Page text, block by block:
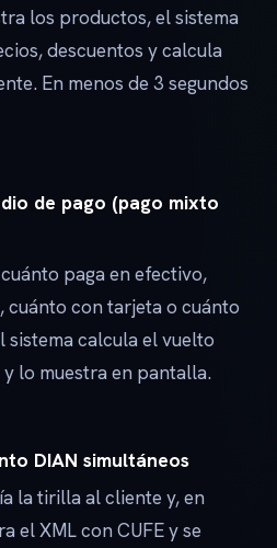
los productos, el sistema
descuentos y calcula
En menos de 3 segundos
de pago (pago mixto
paga en efectivo,
cuánto con tarjeta o cuánto
sistema calcula el vuelto
lo muestra en pantalla.
DIAN simultáneos
la tirilla al cliente y, en
el XML con CUFE y se